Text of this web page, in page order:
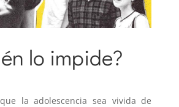
lo impide?
la adolescencia sea vivida de